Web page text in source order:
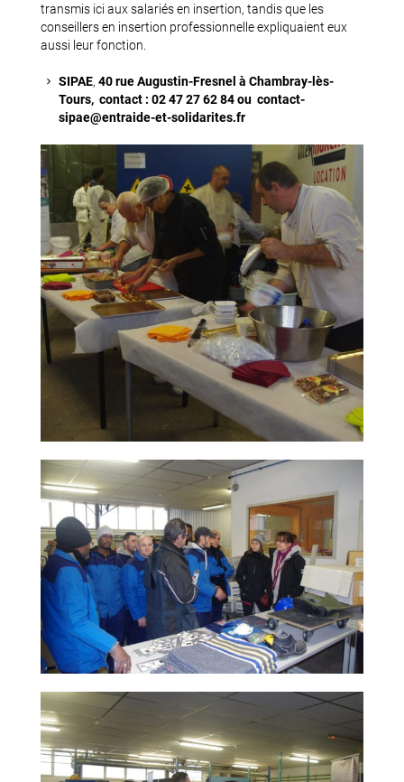
transmis ici aux salariés en insertion, tandis que les
conseillers en insertion professionnelle expliquaient eux
aussi leur fonction.
SIPAE, 40 rue Augustin-Fresnel à Chambray-lès-
Tours, contact : 02 47 27 62 84ou contact-
sipae@entraide-et-solidarites.fr